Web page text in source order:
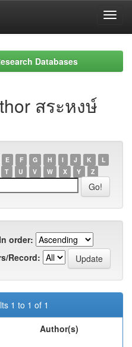
Databases
สระหงษ์
E F G H I J K
L
T U V W X Y Z
In order:
Record:
1 to 1 of 1
Author(s)